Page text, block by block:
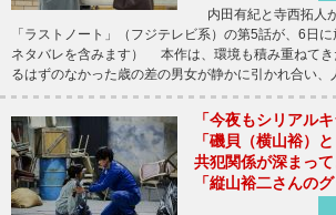
内田有紀と寺西拓人
「ラストノート」（フジテレビ系）の第5話が、6日に
ネタバレを含みます） 本作は、環境も積み重ねてき
るはずのなかった歳の差の男女が静かに引かれ合い
「今夜もシリアル
「磯貝（横山裕）
共犯関係が深まって
「縦山裕二さんの